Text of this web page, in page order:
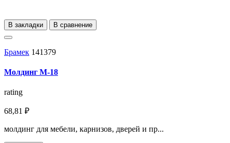
В закладки В сравнение
Брамек 141379
Молдинг М-18
rating
68,81 ₽
молдинг для мебели, карнизов, дверей и пр...